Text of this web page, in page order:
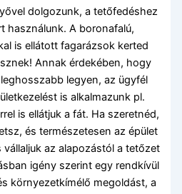
dolgozunk, a tetőfedéshez
használunk. A boronafalú,
is ellátott fagarázsok kerted
Annak érdekében, hogy
legyen, az ügyfél
is alkalmazunk pl.
is ellátjuk a fát. Ha szeretnéd,
és természetesen az épület
az alapozástól a tetőzet
igény szerint egy rendkívül
környezetkímélő megoldást, a